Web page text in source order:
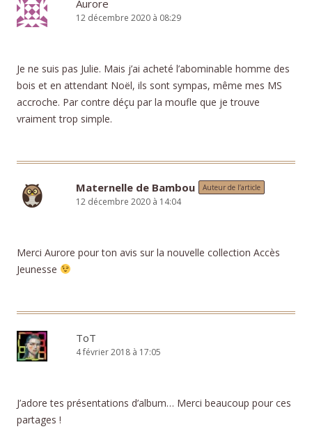
Aurore
12 décembre 2020 à 08:29
Je ne suis pas Julie. Mais j’ai acheté l’abominable homme des
bois et en attendant Noël, ils sont sympas, même mes MS
accroche. Par contre déçu par la moufle que je trouve
vraiment trop simple.
Maternelle de Bambou Auteur de l’article
12 décembre 2020 à 14:04
Merci Aurore pour ton avis sur la nouvelle collection Accès
Jeunesse
ToT
4 février 2018 à 17:05
J’adore tes présentations d’album… Merci beaucoup pour ces
partages !